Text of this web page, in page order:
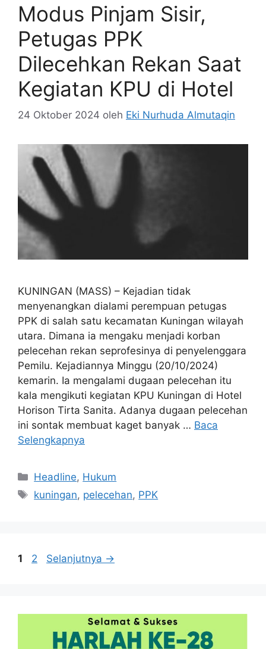
Modus Pinjam Sisir,
Petugas PPK
Dilecehkan Rekan Saat
Kegiatan KPU di Hotel
24 Oktober 2024 oleh Eki Nurhuda Almutaqin
KUNINGAN (MASS) – Kejadian tidak
menyenangkan dialami perempuan petugas
PPK di salah satu kecamatan Kuningan wilayah
utara. Dimana ia mengaku menjadi korban
pelecehan rekan seprofesinya di penyelenggara
Pemilu. Kejadiannya Minggu (20/10/2024)
kemarin. Ia mengalami dugaan pelecehan itu
kala mengikuti kegiatan KPU Kuningan di Hotel
Horison Tirta Sanita. Adanya dugaan pelecehan
ini sontak membuat kaget banyak … Baca
Selengkapnya
Kategori
Headline, Hukum
Tag
kuningan, pelecehan, PPK
Halaman
1 Halaman
2 Selanjutnya →